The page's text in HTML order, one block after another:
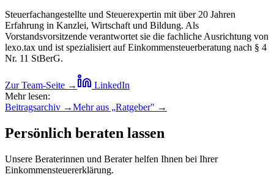
Steuerfachangestellte und Steuerexpertin mit über 20 Jahren
Erfahrung in Kanzlei, Wirtschaft und Bildung. Als
Vorstandsvorsitzende verantwortet sie die fachliche Ausrichtung von
lexo.tax und ist spezialisiert auf Einkommensteuerberatung nach § 4
Nr. 11 StBerG.
Zur Team-Seite →
LinkedIn
Mehr lesen:
Beitragsarchiv →Mehr aus „Ratgeber" →
Persönlich beraten lassen
Unsere Beraterinnen und Berater helfen Ihnen bei Ihrer
Einkommensteuererklärung.